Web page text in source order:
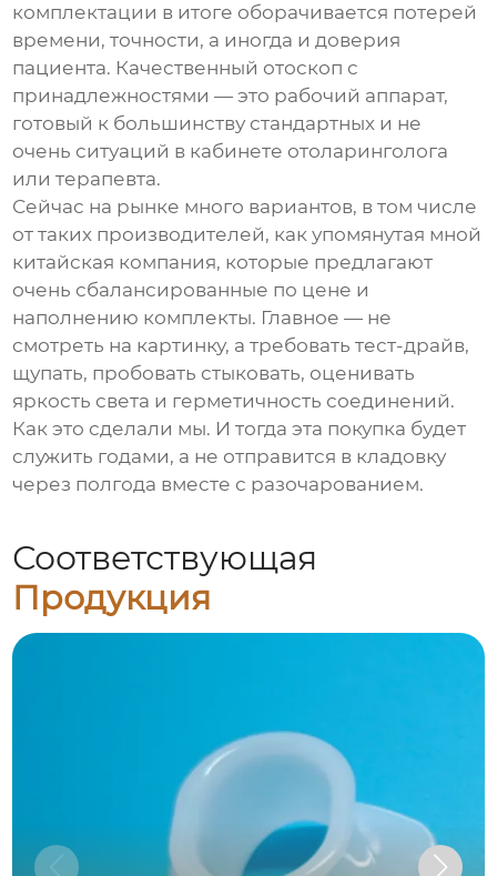
комплектации в итоге оборачивается потерей
времени, точности, а иногда и доверия
пациента. Качественный отоскоп с
принадлежностями — это рабочий аппарат,
готовый к большинству стандартных и не
очень ситуаций в кабинете отоларинголога
или терапевта.
Сейчас на рынке много вариантов, в том числе
от таких производителей, как упомянутая мной
китайская компания, которые предлагают
очень сбалансированные по цене и
наполнению комплекты. Главное — не
смотреть на картинку, а требовать тест-драйв,
щупать, пробовать стыковать, оценивать
яркость света и герметичность соединений.
Как это сделали мы. И тогда эта покупка будет
служить годами, а не отправится в кладовку
через полгода вместе с разочарованием.
Соответствующая
Продукция